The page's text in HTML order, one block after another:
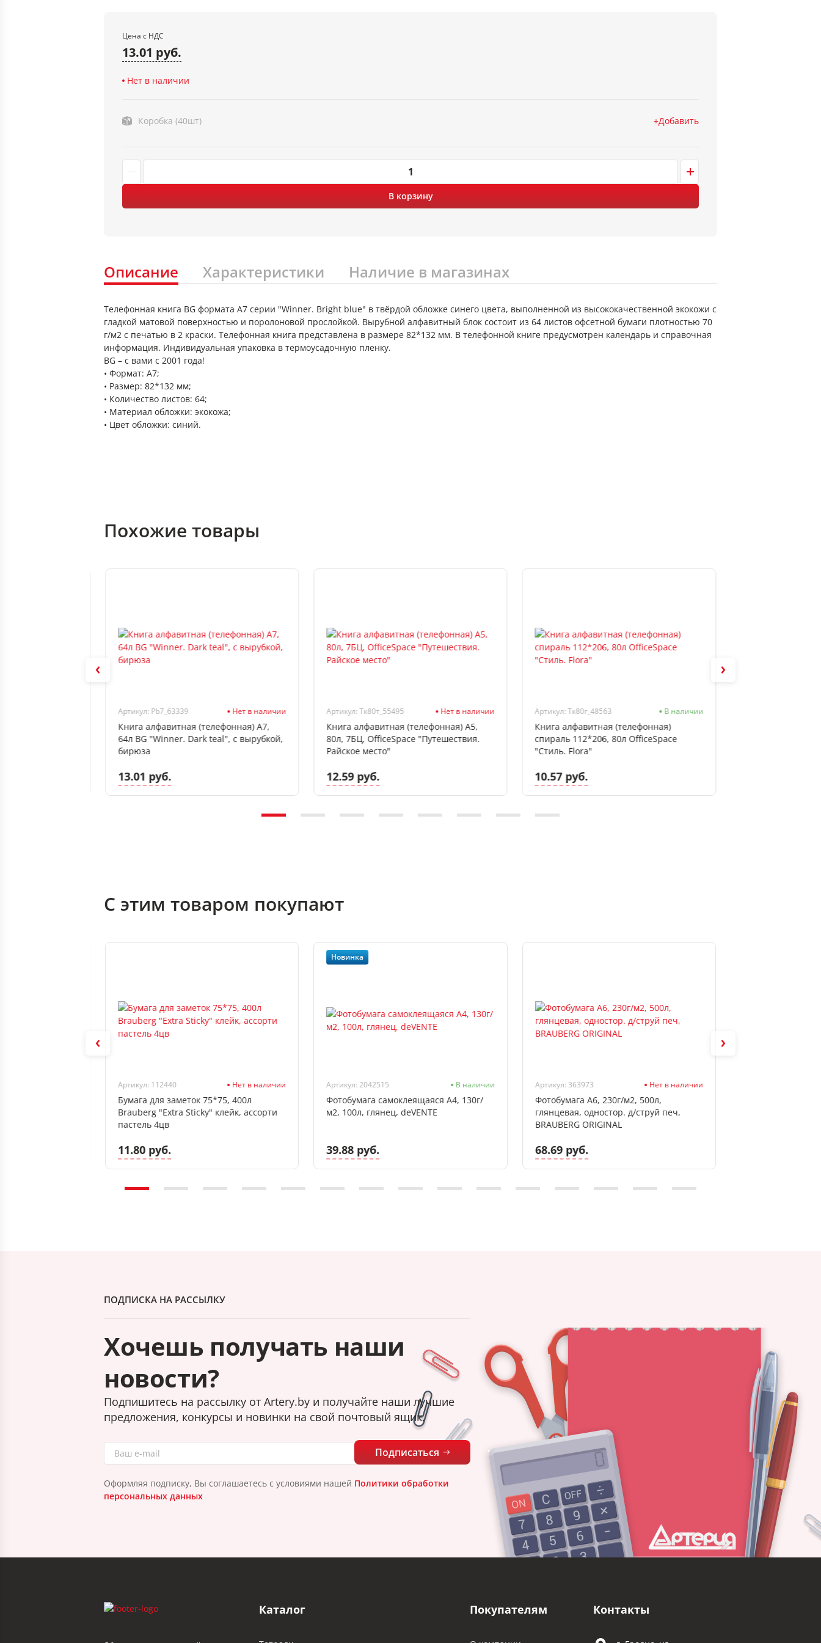
Цена с НДС
13.01 руб.
Нет в наличии
Коробка (40шт) Добавить
В корзину
Описание Характеристики Наличие в магазинах
Телефонная книга BG формата А7 серии "Winner. Bright blue" в твёрдой обложке синего цвета, выполненной из высококачественной экокожи с
гладкой матовой поверхностью и поролоновой прослойкой. Вырубной алфавитный блок состоит из 64 листов офсетной бумаги плотностью 70
г/м2 с печатью в 2 краски. Телефонная книга представлена в размере 82*132 мм. В телефонной книге предусмотрен календарь и справочная
информация. Индивидуальная упаковка в термоусадочную пленку.
BG – с вами с 2001 года!
• Формат: А7;
• Размер: 82*132 мм;
• Количество листов: 64;
• Материал обложки: экокожа;
• Цвет обложки: синий.
Похожие товары
Артикул: Pb7_63339 Нет в наличии
Книга алфавитная (телефонная) А7,
64л BG "Winner. Dark teal", с вырубкой,
бирюза
13.01 руб.
Артикул: Тк80т_55495 Нет в наличии
Книга алфавитная (телефонная) А5,
80л, 7БЦ, OfficeSpace "Путешествия.
Райское место"
12.59 руб.
Артикул: Тк80г_48563 В наличии
Книга алфавитная (телефонная)
спираль 112*206, 80л OfficeSpace
"Стиль. Flora"
10.57 руб.
С этим товаром покупают
Артикул: 112440 Нет в наличии
Бумага для заметок 75*75, 400л
Brauberg "Extra Sticky" клейк, ассорти
пастель 4цв
11.80 руб.
Новинка
Артикул: 2042515 В наличии
Фотобумага самоклеящаяся А4, 130г/
м2, 100л, глянец, deVENTE
39.88 руб.
Артикул: 363973 Нет в наличии
Фотобумага А6, 230г/м2, 500л,
глянцевая, одностор. д/струй печ,
BRAUBERG ORIGINAL
68.69 руб.
ПОДПИСКА НА РАССЫЛКУ
Хочешь получать наши
новости?
Подпишитесь на рассылку от Artery.by и получайте наши лучшие
предложения, конкурсы и новинки на свой почтовый ящик.
Подписаться
Оформляя подписку, Вы соглашаетесь с условиями нашей Политики обработки
персональных данных
Каталог Покупателям Контакты